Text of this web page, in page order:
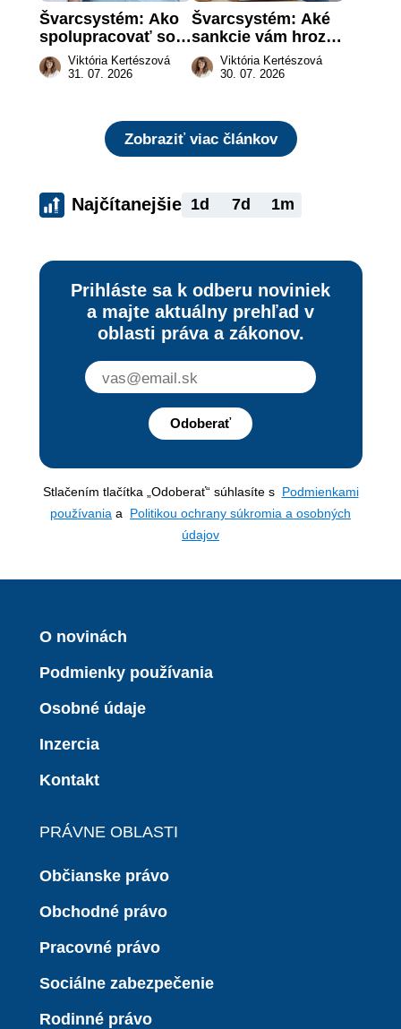
Švarcsystém: Ako
spolupracovať so
živnostníkom
legálne a bez
Viktória Kertészová
31. 07. 2026
Švarcsystém: Aké
sankcie vám hrozia
a prečo nestačí
zaplatiť pokutu?
Viktória Kertészová
30. 07. 2026
Zobraziť viac článkov
Najčítanejšie 1d 7d 1m
Prihláste sa k odberu noviniek
a majte aktuálny prehľad v
oblasti práva a zákonov.
Odoberať
Stlačením tlačítka „Odoberať“ súhlasíte s Podmienkami
používania a Politikou ochrany súkromia a osobných
údajov
O novinách
Podmienky používania
Osobné údaje
Inzercia
Kontakt
PRÁVNE OBLASTI
Občianske právo
Obchodné právo
Pracovné právo
Sociálne zabezpečenie
Rodinné právo